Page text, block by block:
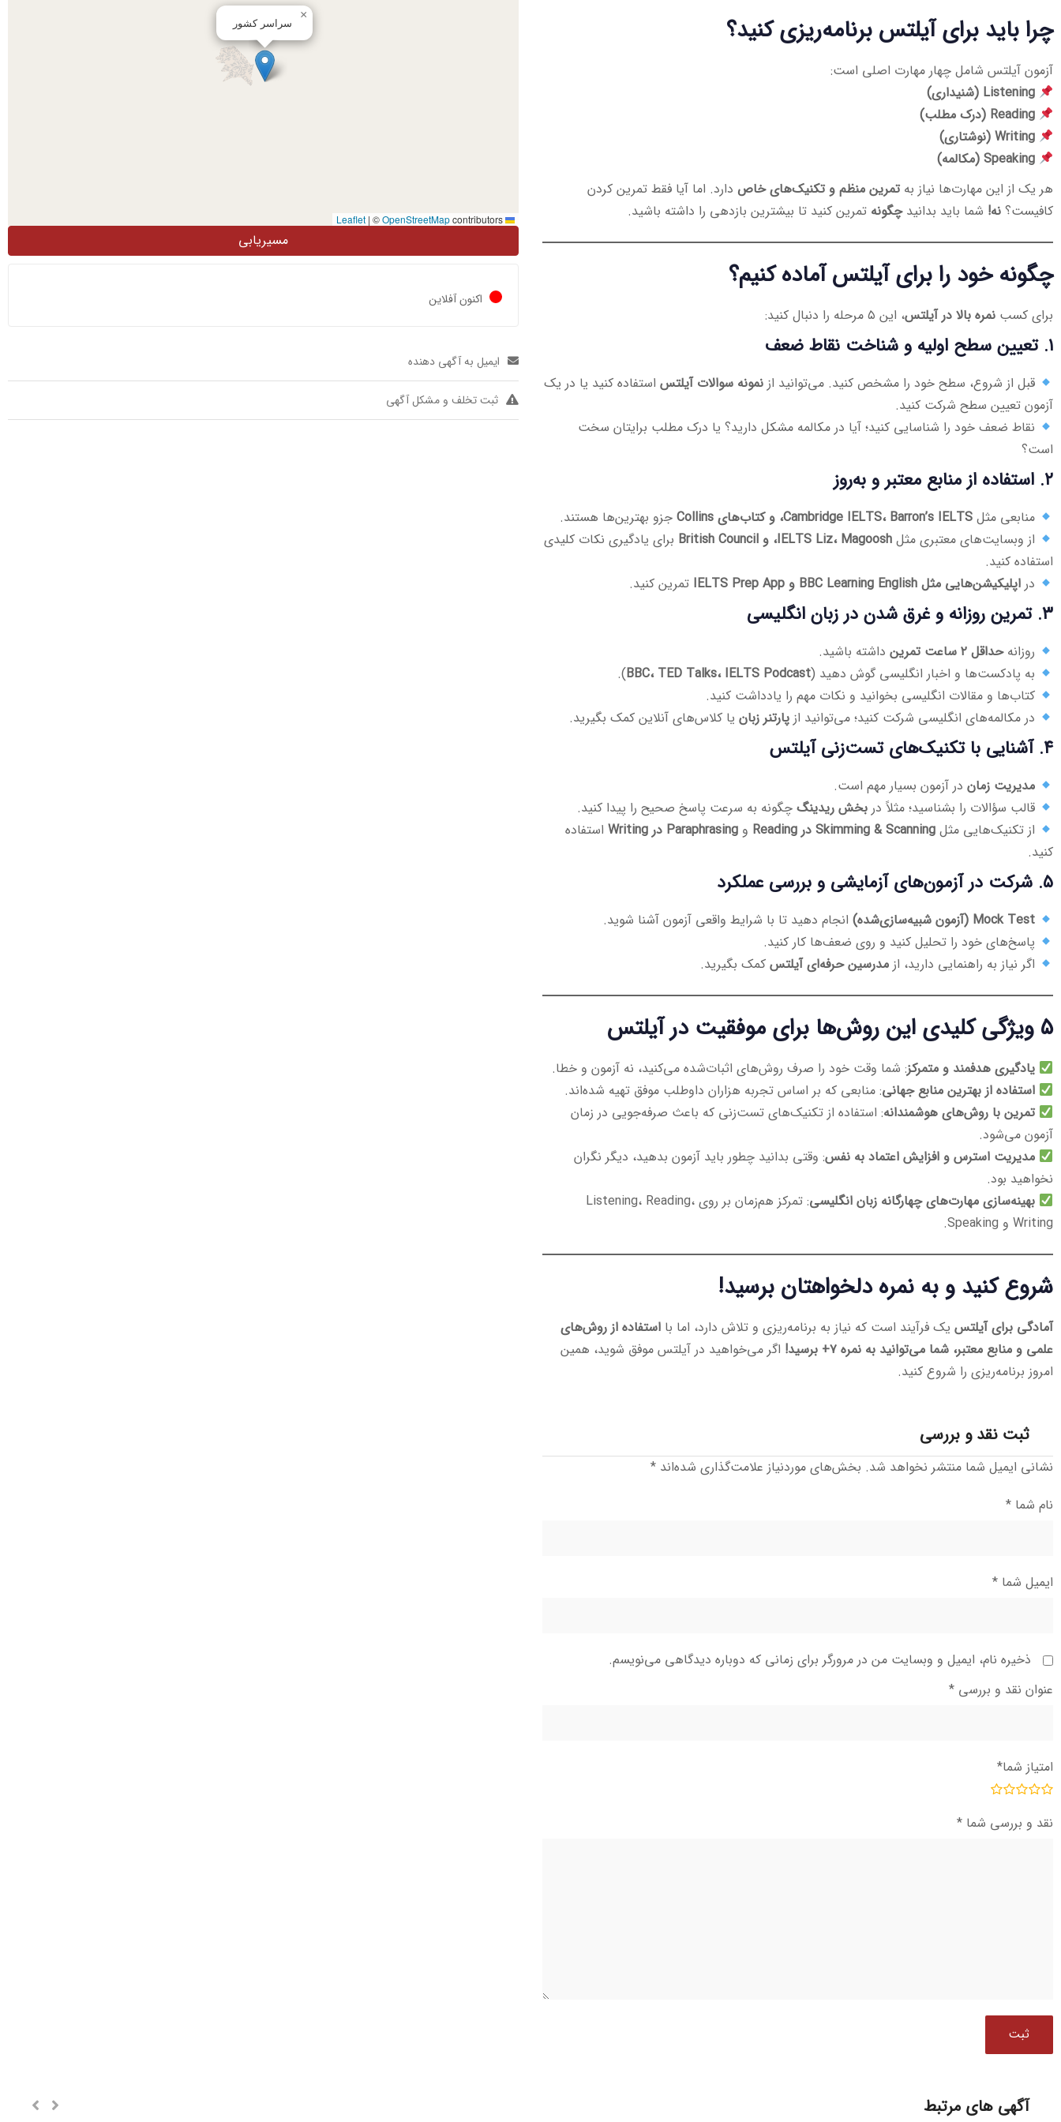
چرا باید برای آیلتس برنامه‌ریزی کنید؟
آزمون آیلتس شامل چهار مهارت اصلی است:
Listening (شنیداری)
Reading (درک مطلب)
Writing (نوشتاری)
Speaking (مکالمه)
هر یک از این مهارت‌ها نیاز به تمرین منظم و تکنیک‌های خاص دارد. اما آیا فقط تمرین کردن
کافیست؟ نه! شما باید بدانیدچگونه تمرین کنید تا بیشترین بازدهی را داشته باشید.
چگونه خود را برای آیلتس آماده کنیم؟
برای کسب نمره بالا در آیلتس، این ۵ مرحله را دنبال کنید:
۱. تعیین سطح اولیه و شناخت نقاط ضعف
قبل از شروع، سطح خود را مشخص کنید. می‌توانید ازنمونه سوالات آیلتس استفاده کنید یا در یک
آزمون تعیین سطح شرکت کنید.
نقاط ضعف خود را شناسایی کنید؛ آیا در مکالمه مشکل دارید؟ یا درک مطلب برایتان سخت
است؟
۲. استفاده از منابع معتبر و به‌روز
منابعی مثلCambridge IELTS، Barron’s IELTS، و کتاب‌های Collins
جزو بهترین‌ها هستند.
از وبسایت‌های معتبری مثلIELTS Liz، Magoosh، و British Council
برای یادگیری نکات کلیدی
استفاده کنید.
دراپلیکیشن‌هایی مثل BBC Learning English و IELTS Prep App تمرین کنید.
۳. تمرین روزانه و غرق شدن در زبان انگلیسی
روزانهحداقل ۲ ساعت تمرین
داشته باشید.
به پادکست‌ها و اخبار انگلیسی گوش دهید (BBC، TED Talks، IELTS Podcast).
کتاب‌ها و مقالات انگلیسی بخوانید و نکات مهم را یادداشت کنید.
در مکالمه‌های انگلیسی شرکت کنید؛ می‌توانید ازپارتنر زبان یا کلاس‌های آنلاین کمک بگیرید.
۴. آشنایی با تکنیک‌های تست‌زنی آیلتس
مدیریت زمان در آزمون بسیار مهم است.
قالب سؤالات را بشناسید؛ مثلاً دربخش ریدینگ چگونه به سرعت پاسخ صحیح را پیدا کنید.
از تکنیک‌هایی مثلSkimming & Scanning در Reading وParaphrasing در Writing
استفاده
کنید.
۵. شرکت در آزمون‌های آزمایشی و بررسی عملکرد
Mock Test (آزمون شبیه‌سازی‌شده)
انجام دهید تا با شرایط واقعی آزمون آشنا شوید.
پاسخ‌های خود را تحلیل کنید و روی ضعف‌ها کار کنید.
اگر نیاز به راهنمایی دارید، ازمدرسین حرفه‌ای آیلتس کمک بگیرید.
۵ ویژگی کلیدی این روش‌ها برای موفقیت در آیلتس
یادگیری هدفمند و متمرکز: شما وقت خود را صرف روش‌های اثبات‌شده می‌کنید، نه آزمون و خطا.
استفاده از بهترین منابع جهانی: منابعی که بر اساس تجربه هزاران داوطلب موفق تهیه شده‌اند.
تمرین با روش‌های هوشمندانه: استفاده از تکنیک‌های تست‌زنی که باعث صرفه‌جویی در زمان
آزمون می‌شود.
مدیریت استرس و افزایش اعتماد به نفس: وقتی بدانید چطور باید آزمون بدهید، دیگر نگران
نخواهید بود.
بهینه‌سازی مهارت‌های چهارگانه زبان انگلیسی
: تمرکز هم‌زمان بر روی Listening، Reading،
Writing و Speaking.
شروع کنید و به نمره دلخواهتان برسید!
آمادگی برای آیلتس یک فرآیند است که نیاز به برنامه‌ریزی و تلاش دارد، اما با استفاده از روش‌های
علمی و منابع معتبر، شما می‌توانید به نمره ۷+ برسید!
اگر می‌خواهید در آیلتس موفق شوید، همین
امروز برنامه‌ریزی را شروع کنید.
ثبت نقد و بررسی
نشانی ایمیل شما منتشر نخواهد شد. بخش‌های موردنیاز علامت‌گذاری شده‌اند *
نام شما *
ایمیل شما *
ذخیره نام، ایمیل و وبسایت من در مرورگر برای زمانی که دوباره دیدگاهی می‌نویسم.
عنوان نقد و بررسی *
امتیاز شما*
نقد و بررسی شما *
سراسر کشور
×
| ©OpenStreetMapcontributors
مسیریابی
اکنون آفلاین
ایمیل به آگهی دهنده
ثبت تخلف و مشکل آگهی
آگهی های مرتبط